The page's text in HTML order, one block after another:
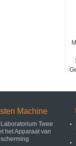
Machine
Twee
het Apparaat van